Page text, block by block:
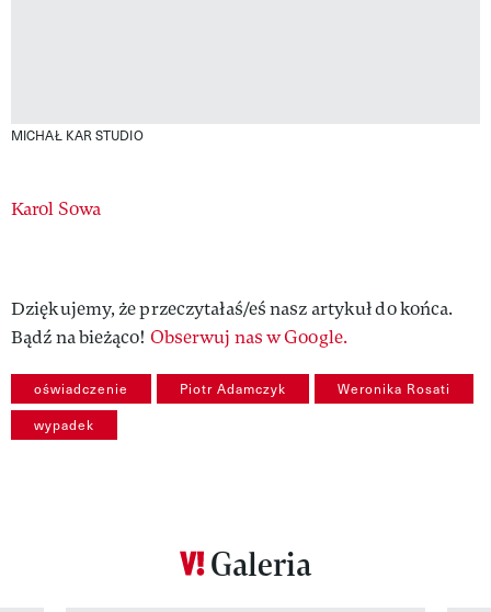
MICHAŁ KAR STUDIO
Authors
Karol Sowa
Dziękujemy, że przeczytałaś/eś nasz artykuł do końca.
Bądź na bieżąco! Obserwuj nas w Google.
oświadczenie Piotr Adamczyk Weronika Rosati
wypadek
Galeria